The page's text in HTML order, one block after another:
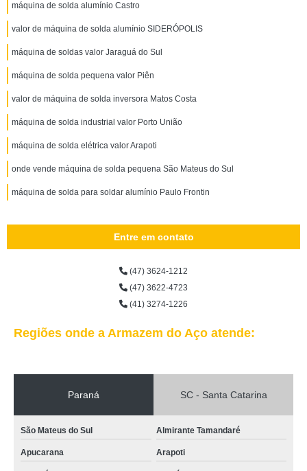
máquina de solda alumínio Castro
valor de máquina de solda alumínio SIDERÓPOLIS
máquina de soldas valor Jaraguá do Sul
máquina de solda pequena valor Piên
valor de máquina de solda inversora Matos Costa
máquina de solda industrial valor Porto União
máquina de solda elétrica valor Arapoti
onde vende máquina de solda pequena São Mateus do Sul
máquina de solda para soldar alumínio Paulo Frontin
Entre em contato
(47) 3624-1212
(47) 3622-4723
(41) 3274-1226
Regiões onde a Armazem do Aço atende:
Paraná SC - Santa Catarina
São Mateus do Sul Almirante Tamandaré
Apucarana Arapoti